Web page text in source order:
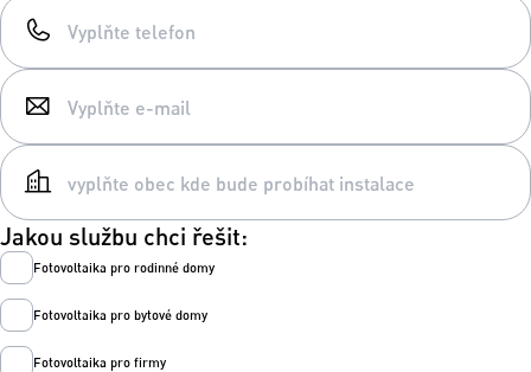
Jakou službu chci řešit:
Fotovoltaika pro rodinné domy
Fotovoltaika pro bytové domy
Fotovoltaika pro firmy